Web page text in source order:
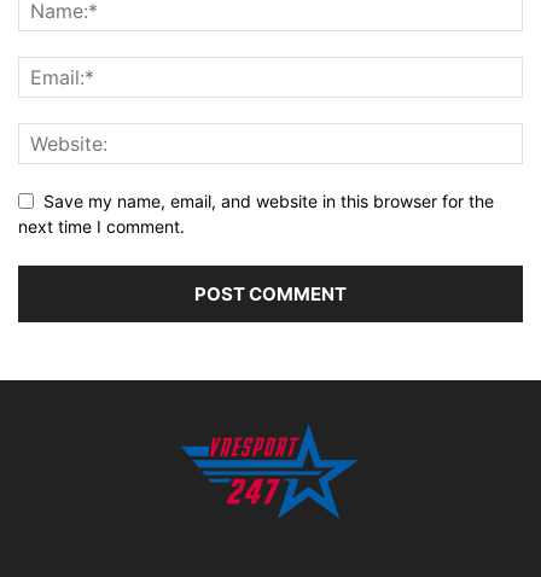
Save my name, email, and website in this browser for the
next time I comment.